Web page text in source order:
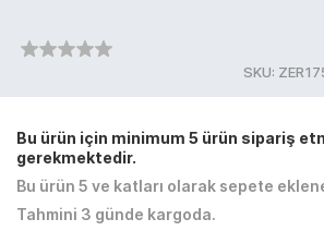
SKU:
Bu ürün için minimum 5 ürün sipariş
gerekmektedir.
Bu ürün 5 ve katları olarak sepete
Tahmini 3 günde kargoda.